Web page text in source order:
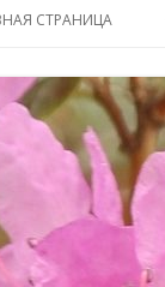
СТРАНИЦА